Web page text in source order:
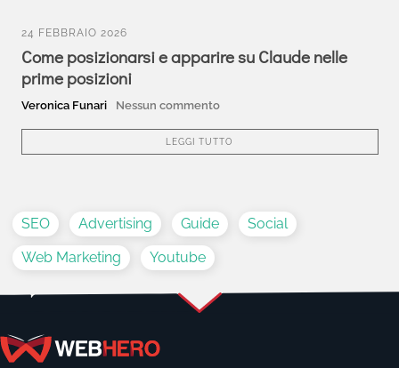
24 FEBBRAIO 2026
Come posizionarsi e apparire su Claude nelle
prime posizioni
Veronica Funari Nessun commento
LEGGI TUTTO
SEO Advertising Guide
Social
Web Marketing
Youtube